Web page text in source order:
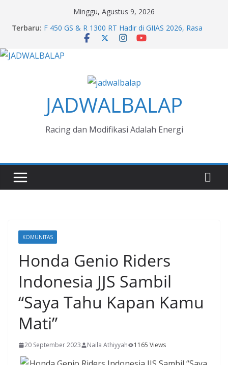
Minggu, Agustus 9, 2026
Terbaru: F 450 GS & R 1300 RT Hadir di GIIAS 2026, Rasa
Premium dari BMW Motorrad
Jabodetabek, Karakter Adventure Jadi Daya Tarik
Melihat Evolusi Kultur Honda di GIIAS 2026
Next Generation Zero Down Time Dari Mitsubishi
Fuso Bikin Bisnis Aman Jaya
JADWALBALAP
Racing dan Modifikasi Adalah Energi
KOMUNITAS
Honda Genio Riders
Indonesia JJS Sambil
“Saya Tahu Kapan Kamu
Mati”
20 September 2023 Naila Athiyyah 1165 Views